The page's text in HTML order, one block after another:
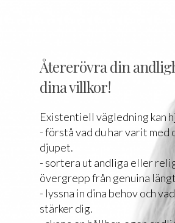
Återerövra din
dina villkor!
Existentiell vägledning kan
- förstå vad du har varit med
djupet.
- sortera ut andliga eller
övergrepp från genuina
- lyssna in dina behov och
stärker dig.